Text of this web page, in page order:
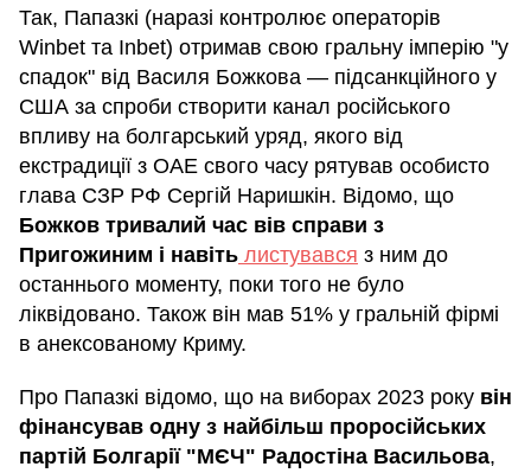
Так, Папазкі (наразі контролює операторів
Winbet та Inbet) отримав свою гральну імперію "у
спадок" від Василя Божкова — підсанкційного у
США за спроби створити канал російського
впливу на болгарський уряд, якого від
екстрадиції з ОАЕ свого часу рятував особисто
глава СЗР РФ Сергій Наришкін. Відомо, що
Божков тривалий час вів справи з
Пригожиним і навіть листувався з ним до
останнього моменту, поки того не було
ліквідовано. Також він мав 51% у гральній фірмі
в анексованому Криму.
Про Папазкі відомо, що на виборах 2023 року він
фінансував одну з найбільш проросійських
партій Болгарії "МЄЧ" Радостіна Васильова,